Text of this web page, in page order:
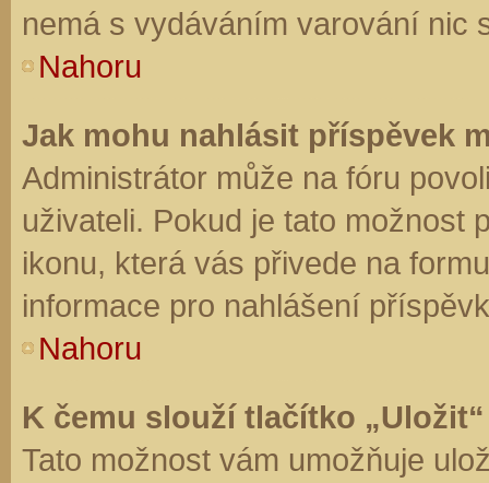
nemá s vydáváním varování nic
Nahoru
Jak mohu nahlásit příspěvek
Administrátor může na fóru
uživateli. Pokud je tato možnost
ikonu, která vás přivede na
informace pro nahlášení
Nahoru
K čemu slouží tlačítko
Tato možnost vám umožňuje